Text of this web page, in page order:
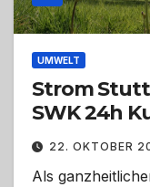
UMWELT
Strom
SWK 24h
22. OKTOBER
Als